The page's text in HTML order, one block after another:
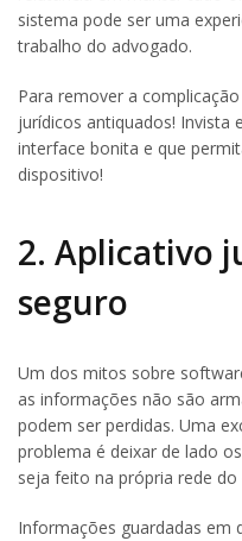
sistema pode ser uma
trabalho do advogado.
Para remover a
jurídicos antiquados! Invista
interface bonita e que
dispositivo!
2. Aplicativo
seguro
Um dos mitos sobre
as informações não são
podem ser perdidas. Uma
problema é deixar de lado
seja feito na própria rede do
Informações guardadas em